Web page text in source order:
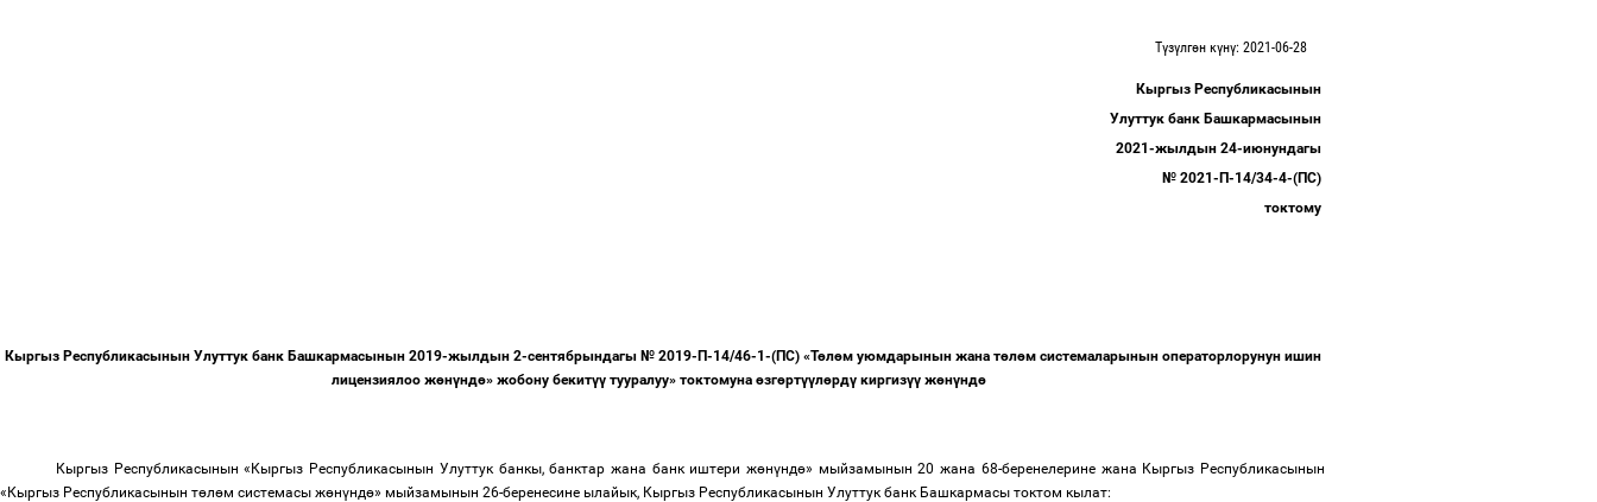
Түзүлгөн күнү: 2021-06-28
Кыргыз Республикасынын
Улуттук банк Башкармасынын
2021-жылдын 24-июнундагы
№ 2021-П-14/34-4-(ПС)
токтому
Кыргыз Республикасынын Улуттук банк Башкармасынын 2019-жылдын 2-сентябрындагы № 2019-П-14/46-1-(ПС) «Төлөм уюмдарынын жана төлөм системаларынын операторлорунун ишин
лицензиялоо жөнүндө» жобону бекитүү тууралуу» токтомуна өзгөртүүлөрдү киргизүү жөнүндө
Кыргыз Республикасынын «Кыргыз Республикасынын Улуттук банкы, банктар жана банк иштери жөнүндө» мыйзамынын 20 жана 68-беренелерине жана Кыргыз Республикасынын
«Кыргыз Республикасынын төлөм системасы жөнүндө» мыйзамынын 26-беренесине ылайык, Кыргыз Республикасынын Улуттук банк Башкармасы токтом кылат: